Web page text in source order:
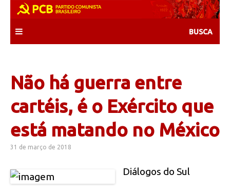
content
Não há guerra entre
cartéis, é o Exército que
está matando no México
31 de março de 2018
Diálogos do Sul